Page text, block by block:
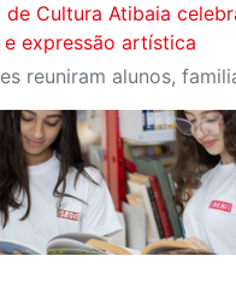
de Cultura Atibaia
expressão artística